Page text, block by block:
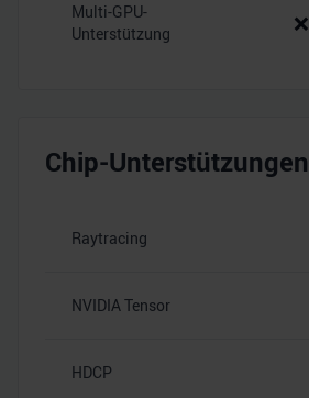
Multi-GPU-
Unterstützung
❌
Chip-Unterstützungen
Raytracing
NVIDIA Tensor
HDCP